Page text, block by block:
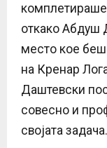
откако Абдуш
место кое
на Кренар
Даштевски
совесно и
својата задача.